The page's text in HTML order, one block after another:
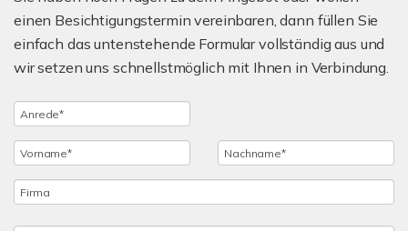
einen Besichtigungstermin vereinbaren, dann füllen Sie
einfach das untenstehende Formular vollständig aus und
wir setzen uns schnellstmöglich mit Ihnen in Verbindung.